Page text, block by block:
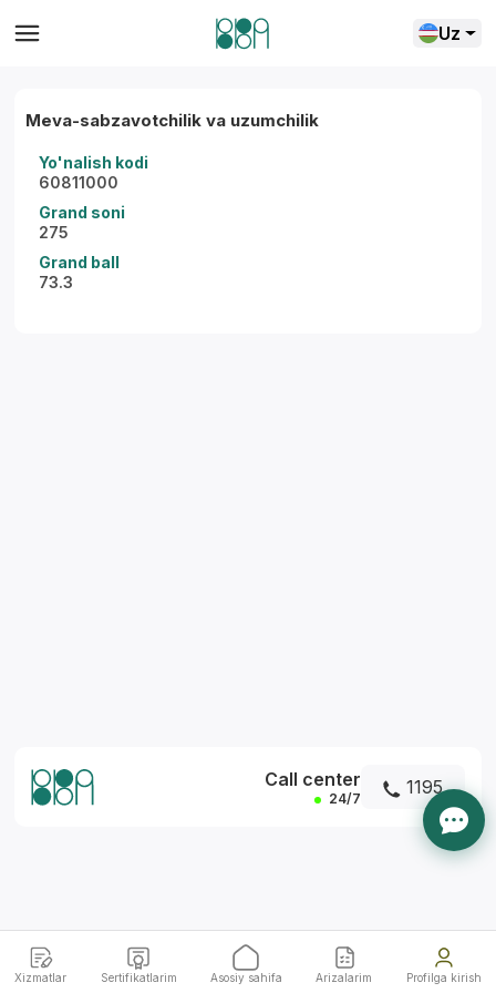
Uz
Meva-sabzavotchilik va uzumchilik
Yo'nalish kodi
60811000
Grand soni
275
Grand ball
73.3
Call center
24/7 1195
Xizmatlar Sertifikatlarim Asosiy sahifa Arizalarim Profilga kirish